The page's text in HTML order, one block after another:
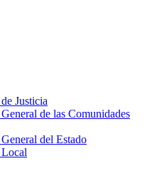
Justicia
de las Comunidades
del Estado